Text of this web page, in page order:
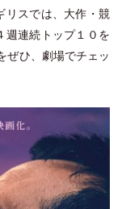
リスでは、大作 ・競
週連続トップ１０を
ぜひ、劇場でチェッ